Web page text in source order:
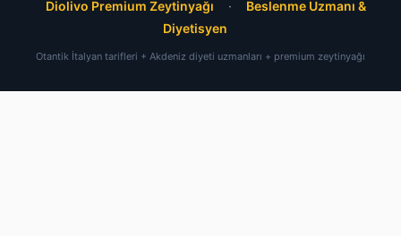
Diolivo Premium Zeytinyağı ·
Beslenme Uzmanı &
Diyetisyen
Otantik İtalyan tarifleri + Akdeniz diyeti uzmanları + premium zeytinyağı